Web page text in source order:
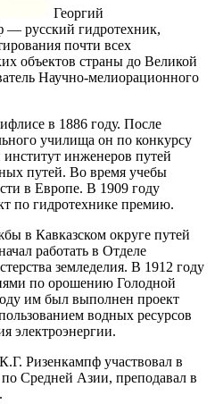
Георгий
— русский гидротехник,
почти всех
объектов страны до Великой
Научно-мелиорационного
в 1886 году. После
училища он по конкурсу
инженеров путей
путей. Во время учебы
в Европе. В 1909 году
по гидротехнике премию.
в Кавказском округе путей
работать в Отделе
земледелия. В 1912 году
по орошению Голодной
им был выполнен проект
водных ресурсов
электроэнергии.
Ризенкампф участвовал в
Средней Азии, преподавал в